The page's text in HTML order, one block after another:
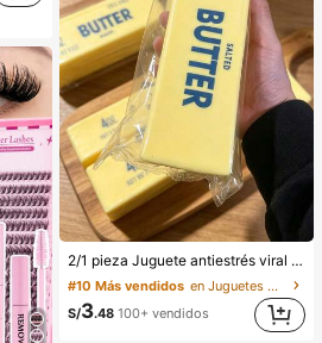
2/1 pieza Juguete antiestrés viral de mantequilla suave y lindo de gran tamaño, juguete de alivio del estrés, estimulación sensorial, pelota antiestrés, adecuado como regalo de Pascua, cumpleaños, graduación, favor de fiesta, suministros para despedida de soltera, estilo dumpling de rebote lento, estético, regalo de Navidad
#10 Más vendidos
en Juguetes para apretar para adolescentes
S/3.48 100+ vendidos